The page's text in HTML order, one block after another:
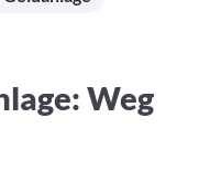
zu den besten Fonds aus
über 35.000
Partner-
Community-
Aufnahmen unserer
Weg